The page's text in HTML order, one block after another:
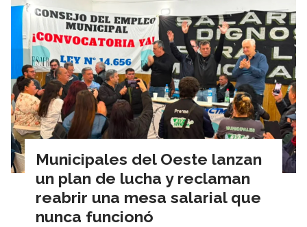
Municipales del Oeste lanzan
un plan de lucha y reclaman
reabrir una mesa salarial que
nunca funcionó